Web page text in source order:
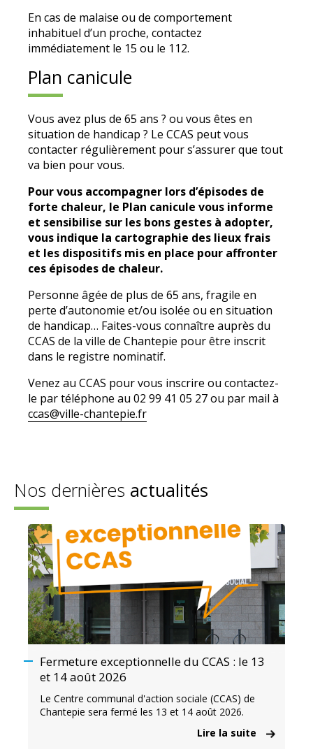
En cas de malaise ou de comportement
inhabituel d’un proche, contactez
immédiatement le 15 ou le 112.
Plan canicule
Vous avez plus de 65 ans ? ou vous êtes en
situation de handicap ? Le CCAS peut vous
contacter régulièrement pour s’assurer que tout
va bien pour vous.
Pour vous accompagner lors d’épisodes de
forte chaleur, le Plan canicule vous informe
et sensibilise sur les bons gestes à adopter,
vous indique la cartographie des lieux frais
et les dispositifs mis en place pour affronter
ces épisodes de chaleur.
Personne âgée de plus de 65 ans, fragile en
perte d’autonomie et/ou isolée ou en situation
de handicap… Faites-vous connaître auprès du
CCAS de la ville de Chantepie pour être inscrit
dans le registre nominatif.
Venez au CCAS pour vous inscrire ou contactez-
le par téléphone au 02 99 41 05 27 ou par mail à
ccas@ville-chantepie.fr
Nos dernières actualités
Fermeture exceptionnelle du CCAS : le 13
et 14 août 2026
Le Centre communal d'action sociale (CCAS) de
Chantepie sera fermé les 13 et 14 août 2026.
Lire la suite